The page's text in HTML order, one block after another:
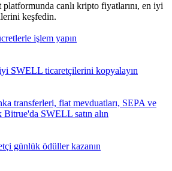
Kılavuzu
öğrenin
canlı kripto fiyatlarını, en iyi
keşfedin.
işlem yapın
SWELL ticaretçilerini kopyalayın
transferleri, fiat mevduatları, SEPA ve
Bitrue'da SWELL satın alın
günlük ödüller kazanın